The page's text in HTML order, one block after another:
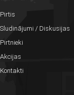
Pirtis
Sludinājumi / Diskusijas
Pirtnieki
Akcijas
Kontakti